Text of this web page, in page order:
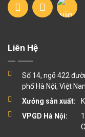
Liên Hệ
Số 14, ngõ 422
phố Hà Nội, Việt
Xưởng sản xuất:
VPGD Hà Nội: